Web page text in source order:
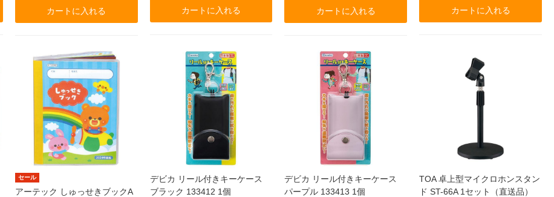
カートに入れる カートに入れる カートに入れる カートに入れる
セール
アーテック しゅっせきブックA
デビカ リール付きキーケース
ブラック 133412 1個
デビカ リール付きキーケース
パープル 133413 1個
TOA 卓上型マイクロホンスタン
ド ST-66A 1セット（直送品）